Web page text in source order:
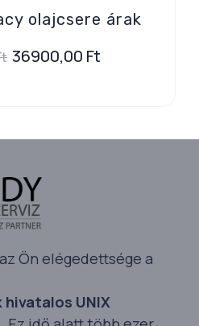
olajcsere árak
36900,00 Ft
Ön elégedettsége a
UNIX